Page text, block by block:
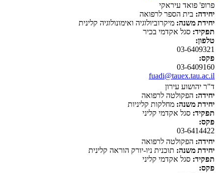
פרופ' פואד עיראקי
יחידה: בית הספר לרפואה
יחידת משנה: מיקרוביולוגיה ואימונולוגיה קלינית
תפקיד: סגל אקדמי בכיר
טלפון:
03-6409321
פקס:
03-6409160
fuadi@tauex.tau.ac.il
ד"ר יהושוע עירון
יחידה: הפקולטה לרפואה
יחידת משנה: מחלקות קליניות
תפקיד: סגל אקדמי קליני
פקס:
03-6414422
יחידה: הפקולטה לרפואה
יחידת משנה: תוכנית ניו-יורק הוראה קלינית
תפקיד: סגל אקדמי קליני
פקס: